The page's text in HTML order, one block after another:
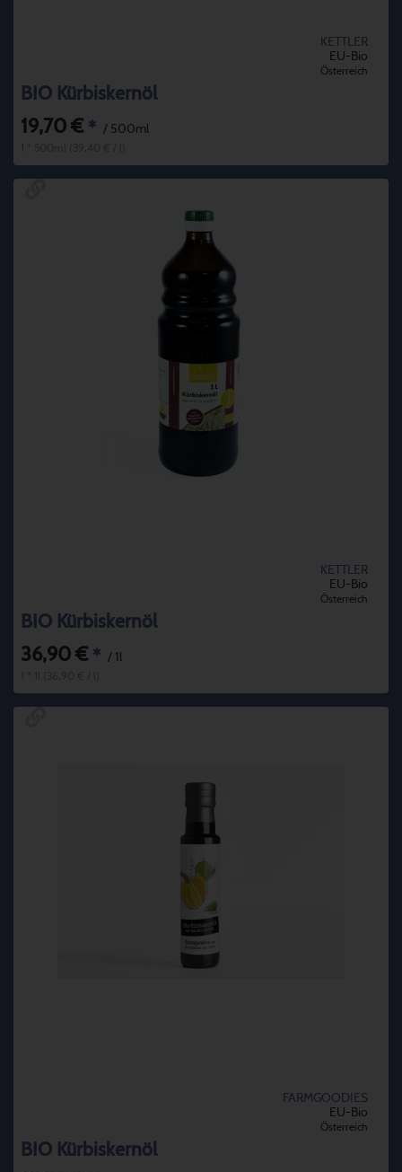
KETTLER
EU-Bio
Österreich
BIO Kürbiskernöl
19,70 € * / 500ml
KETTLER
EU-Bio
Österreich
BIO Kürbiskernöl
36,90 € * / 1l
FARMGOODIES
EU-Bio
Österreich
BIO Kürbiskernöl